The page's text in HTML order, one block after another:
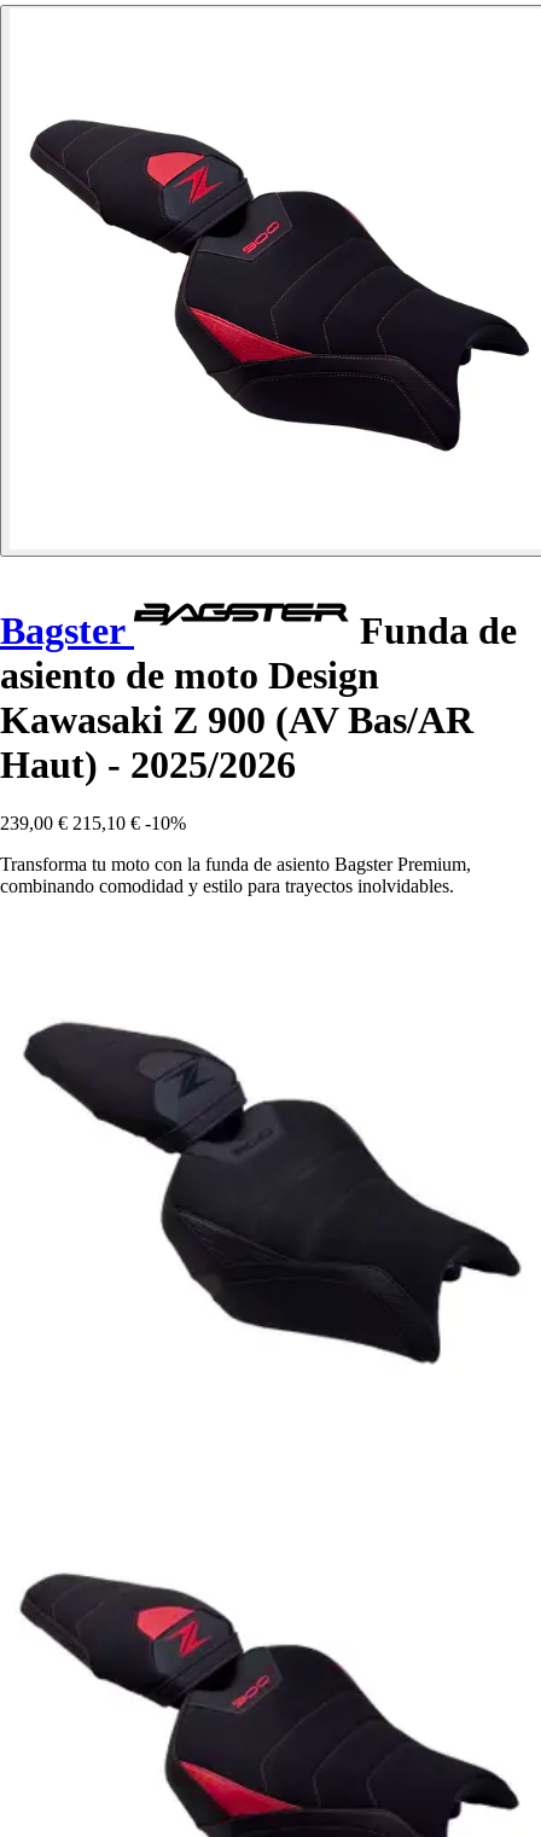
Bagster
Funda de
asiento de moto Design
Kawasaki Z 900 (AV Bas/AR
Haut) - 2025/2026
239,00 € 215,10 € -10%
Transforma tu moto con la funda de asiento Bagster Premium,
combinando comodidad y estilo para trayectos inolvidables.